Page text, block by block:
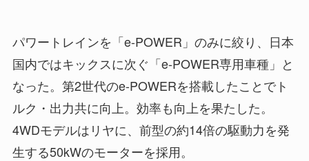
パワートレインを「e-POWER」のみに絞り、日本
国内ではキックスに次ぐ「e-POWER専用車種」と
なった。第2世代のe-POWERを搭載したことでト
ルク・出力共に向上。効率も向上を果たした。
4WDモデルはリヤに、前型の約14倍の駆動力を発
生する50kWのモーターを採用。